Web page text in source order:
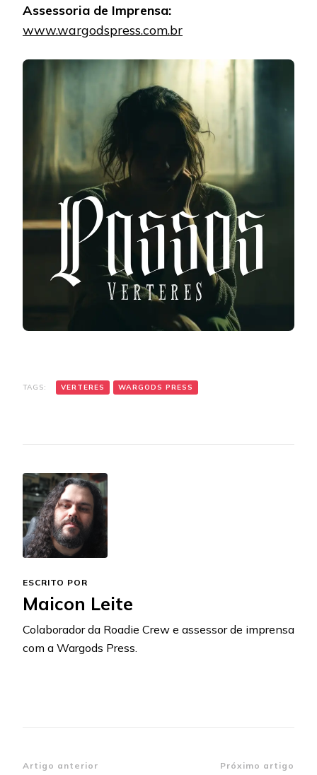
Assessoria de Imprensa:
www.wargodspress.com.br
TAGS: VERTERES WARGODS PRESS
ESCRITO POR
Maicon Leite
Colaborador da Roadie Crew e assessor de imprensa
com a Wargods Press.
Artigo anterior Próximo artigo